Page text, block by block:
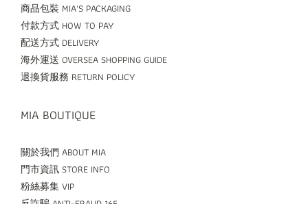
商品包裝 MIA'S PACKAGING
付款方式 HOW TO PAY
配送方式 DELIVERY
海外運送 OVERSEA SHOPPING GUIDE
退換貨服務 RETURN POLICY
MIA BOUTIQUE
關於我們 ABOUT MIA
門市資訊 STORE INFO
粉絲募集 VIP